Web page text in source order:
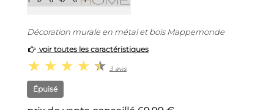
Décoration murale en métal et bois Mappemonde
voir toutes les caractéristiques
3 avis
Épuisé